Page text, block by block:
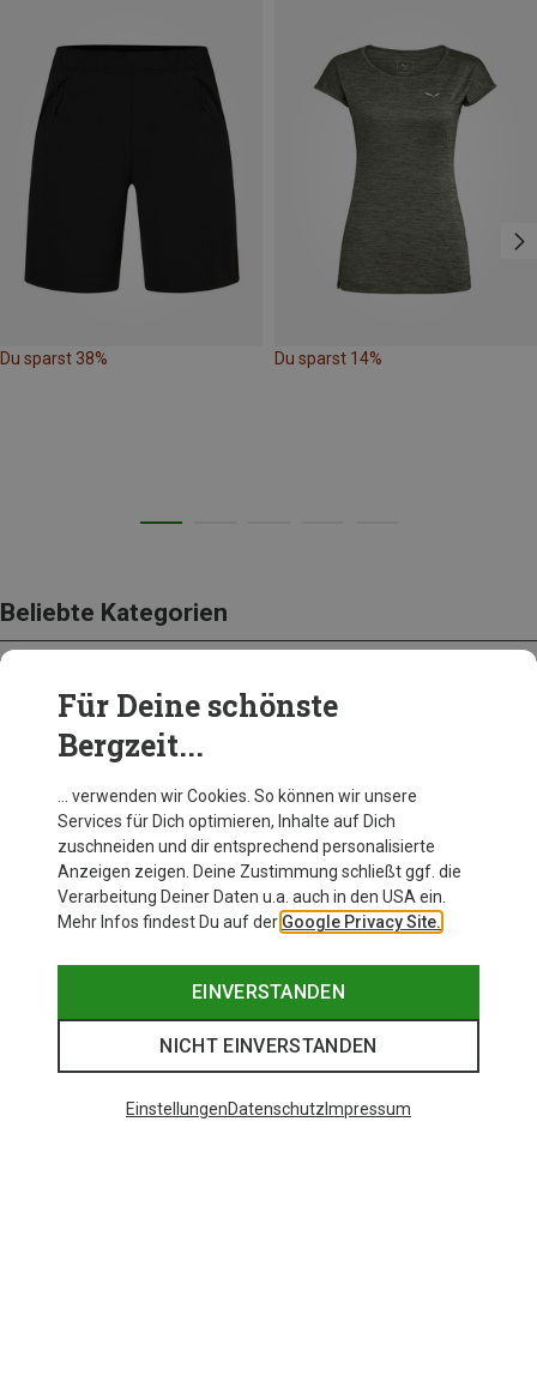
Du sparst 38% Du sparst 14%
Beliebte Kategorien
BEKLEIDUNG
Für Deine schönste
Bergzeit...
… verwenden wir Cookies. So können wir unsere
Services für Dich optimieren, Inhalte auf Dich
zuschneiden und dir entsprechend personalisierte
Anzeigen zeigen. Deine Zustimmung schließt ggf. die
Verarbeitung Deiner Daten u.a. auch in den USA ein.
Mehr Infos findest Du auf der Google Privacy Site.
EINVERSTANDEN
NICHT EINVERSTANDEN
EinstellungenDatenschutz Impressum